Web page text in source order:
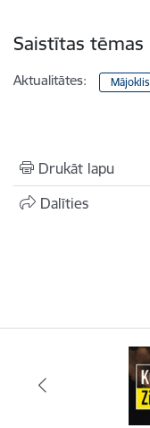
Saistītas tēmas
Aktualitātes: Mājoklis
Drukāt lapu
Dalīties